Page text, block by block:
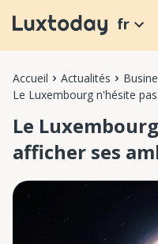
fr
Accueil Actualités
Le Luxembourg n'hésite
Le
afficher ses